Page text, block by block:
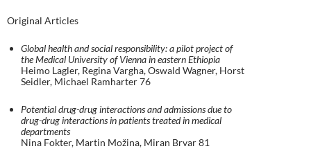
Original Articles
Global health and social responsibility: a pilot project of
the Medical University of Vienna in eastern Ethiopia
Heimo Lagler, Regina Vargha, Oswald Wagner, Horst
Seidler, Michael Ramharter 76
Potential drug-drug interactions and admissions due to
drug-drug interactions in patients treated in medical
departments
Nina Fokter, Martin Možina, Miran Brvar 81